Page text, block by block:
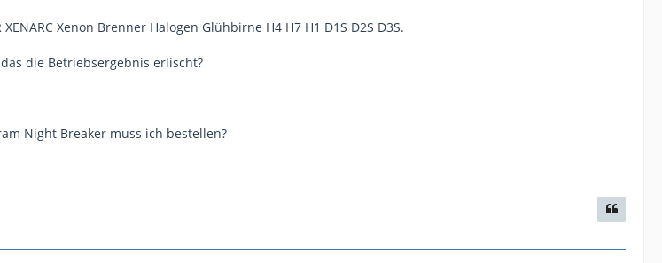
Xenon Brenner Halogen Glühbirne H4 H7 H1 D1S D2S D3S.
die Betriebsergebnis erlischt?
Night Breaker muss ich bestellen?